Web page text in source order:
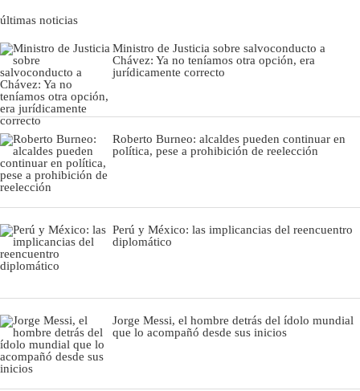
últimas noticias
Ministro de Justicia sobre salvoconducto a
Chávez: Ya no teníamos otra opción, era
jurídicamente correcto
Roberto Burneo: alcaldes pueden continuar en
política, pese a prohibición de reelección
Perú y México: las implicancias del reencuentro
diplomático
Jorge Messi, el hombre detrás del ídolo mundial
que lo acompañó desde sus inicios